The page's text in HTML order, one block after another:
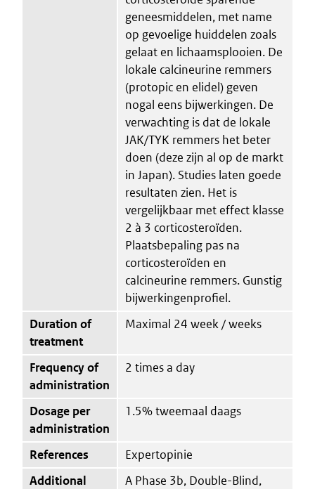
geneesmiddelen, met name
op gevoelige huiddelen zoals
gelaat en lichaamsplooien. De
lokale calcineurine remmers
(protopic en elidel) geven
nogal eens bijwerkingen. De
verwachting is dat de lokale
JAK/TYK remmers het beter
doen (deze zijn al op de markt
in Japan). Studies laten goede
resultaten zien. Het is
vergelijkbaar met effect klasse
2 à 3 corticosteroïden.
Plaatsbepaling pas na
corticosteroïden en
calcineurine remmers. Gunstig
bijwerkingenprofiel.
Duration of
treatment
Maximal 24 week / weeks
Frequency of
administration
2 times a day
Dosage per
administration
1.5% tweemaal daags
References
Expertopinie
Additional
A Phase 3b, Double-Blind,